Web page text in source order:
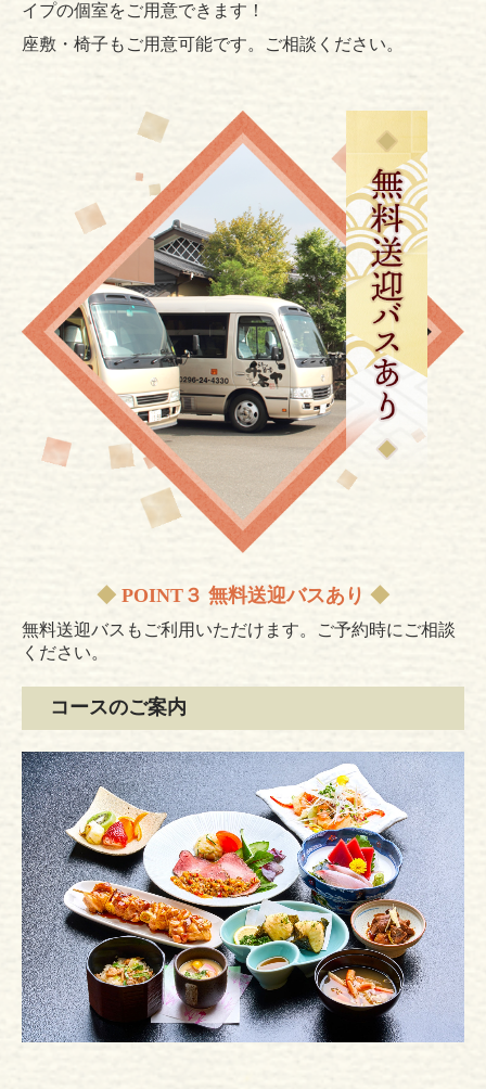
イプの個室をご用意できます！
座敷・椅子もご用意可能です。ご相談ください。
◆ POINT３ 無料送迎バスあり ◆
無料送迎バスもご利用いただけます。ご予約時にご相談
ください。
コースのご案内